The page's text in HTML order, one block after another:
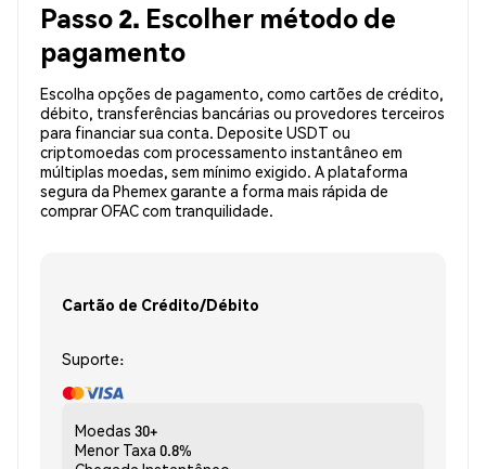
Passo 2. Escolher método de
pagamento
Escolha opções de pagamento, como cartões de crédito,
débito, transferências bancárias ou provedores terceiros
para financiar sua conta. Deposite USDT ou
criptomoedas com processamento instantâneo em
múltiplas moedas, sem mínimo exigido. A plataforma
segura da Phemex garante a forma mais rápida de
comprar OFAC com tranquilidade.
Cartão de Crédito/Débito
Suporte:
Moedas 30+
Menor Taxa 0.8%